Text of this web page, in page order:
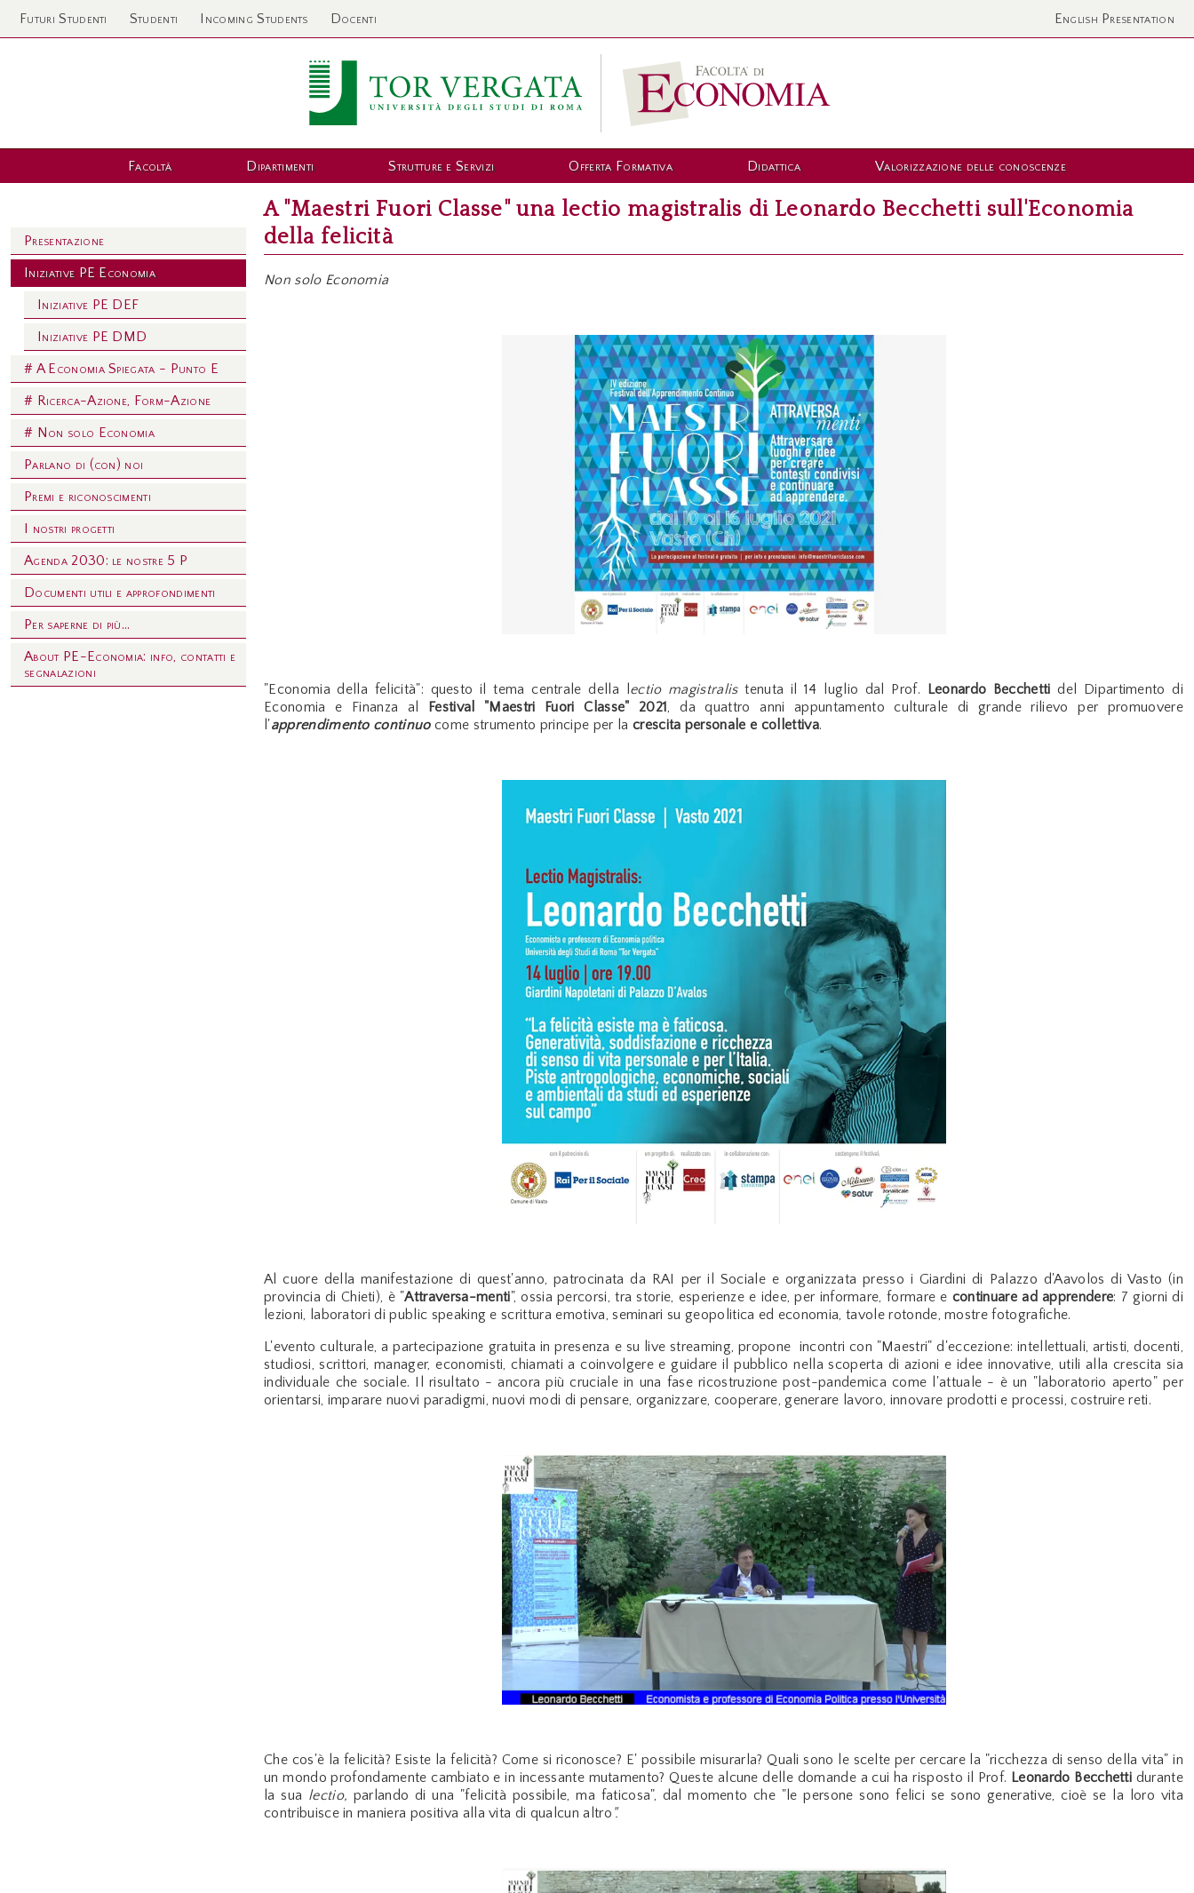
Futuri Studenti Studenti Incoming Students Docenti English Presentation
Facoltà Dipartimenti Strutture e Servizi Offerta Formativa Didattica Valorizzazione delle conoscenze
A "Maestri Fuori Classe" una lectio magistralis di Leonardo Becchetti sull'Economia
della felicità
Non solo Economia
"Economia della felicità": questo il tema centrale della l ectio magistralistenuta il 14 luglio dal Prof. Leonardo Becchettidel Dipartimento di
Economia e Finanza al
Festival "Maestri Fuori Classe" 2021, da quattro anni appuntamento culturale di grande rilievo per promuovere
l'apprendimento continuo come strumento principe per la crescita personale e collettiva.
Al cuore della manifestazione di quest'anno, patrocinata da RAI per il Sociale e organizzata presso i Giardini di Palazzo d'Aavolos di Vasto (in
provincia di Chieti), è "Attraversa-menti", ossia percorsi, tra storie, esperienze e idee, per informare, formare e continuare ad apprendere: 7 giorni di
lezioni, laboratori di public speaking e scrittura emotiva, seminari su geopolitica ed economia, tavole rotonde, mostre fotografiche.
L'evento culturale, a partecipazione gratuita in presenza e su live streaming, propone incontri con "Maestri" d'eccezione: intellettuali, artisti, docenti,
studiosi, scrittori, manager, economisti, chiamati a coinvolgere e guidare il pubblico nella scoperta di azioni e idee innovative, utili alla crescita sia
individuale che sociale. Il risultato - ancora più cruciale in una fase ricostruzione post-pandemica come l'attuale - è un "laboratorio aperto" per
orientarsi, imparare nuovi paradigmi, nuovi modi di pensare, organizzare, cooperare, generare lavoro, innovare prodotti e processi, costruire reti.
Che cos'è la felicità? Esiste la felicità? Come si riconosce? E' possibile misurarla? Quali sono le scelte per cercare la "ricchezza di senso della vita" in
un mondo profondamente cambiato e in incessante mutamento? Queste alcune delle domande a cui ha risposto il Prof. Leonardo Becchetti durante
la sua lectio, parlando di una "felicità possibile, ma faticosa", dal momento che "le persone sono felici se sono generative, cioè se la loro vita
contribuisce in maniera positiva alla vita di qualcun altro ".
Presentazione
Iniziative PE Economia
Iniziative PE DEF
Iniziative PE DMD
# A Economia Spiegata - Punto E
# Ricerca-Azione, Form-Azione
# Non solo Economia
Parlano di (con) noi
Premi e riconoscimenti
I nostri progetti
Agenda 2030: le nostre 5 P
Documenti utili e approfondimenti
Per saperne di più...
About PE-Economia: info, contatti e
segnalazioni